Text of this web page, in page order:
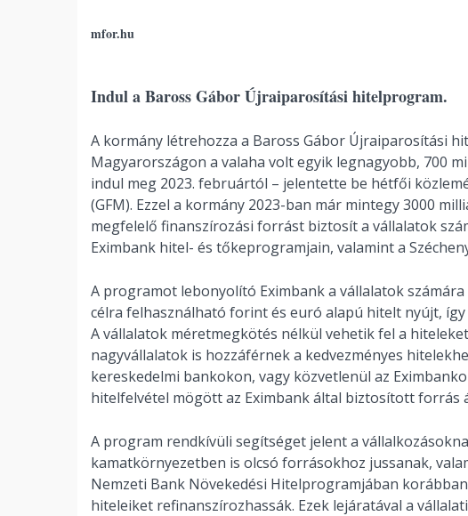
mfor.hu
Indul a Baross Gábor Újraiparosítási hitelprogram.
A kormány létrehozza a Baross Gábor Újraiparosítási
Magyarországon a valaha volt egyik legnagyobb, 700
indul meg 2023. februártól – jelentette be hétfői
(GFM). Ezzel a kormány 2023-ban már mintegy 3000
megfelelő finanszírozási forrást biztosít a vállalatok
Eximbank hitel- és tőkeprogramjain, valamint a
A programot lebonyolító Eximbank a vállalatok
célra felhasználható forint és euró alapú hitelt nyújt,
A vállalatok méretmegkötés nélkül vehetik fel a
nagyvállalatok is hozzáférnek a kedvezményes
kereskedelmi bankokon, vagy közvetlenül az
hitelfelvétel mögött az Eximbank által biztosított forrás
A program rendkívüli segítséget jelent a
kamatkörnyezetben is olcsó forrásokhoz jussanak,
Nemzeti Bank Növekedési Hitelprogramjában
hiteleiket refinanszírozhassák. Ezek lejáratával a